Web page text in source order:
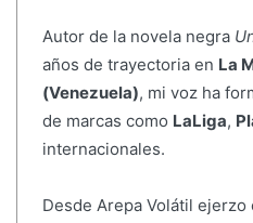
Autor de la novela negra
años de trayectoria en La
(Venezuela), mi voz ha
de marcas como LaLiga,
internacionales.
Desde Arepa Volátil